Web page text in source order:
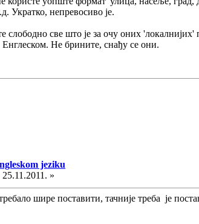
Укратко, непревосиво је.
слободно све што је за очу оних
Не брините, снађу се они.
jeziku
»
шире поставити, тачније треба је